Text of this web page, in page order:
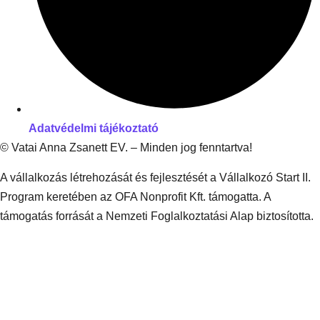
Adatvédelmi tájékoztató
© Vatai Anna Zsanett EV. – Minden jog fenntartva!
A vállalkozás létrehozását és fejlesztését a Vállalkozó Start II.
Program keretében az OFA Nonprofit Kft. támogatta. A
támogatás forrását a Nemzeti Foglalkoztatási Alap biztosította.